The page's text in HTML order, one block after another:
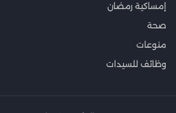
إمساكية رمضان
صحة
منوعات
وظائف للسيدات